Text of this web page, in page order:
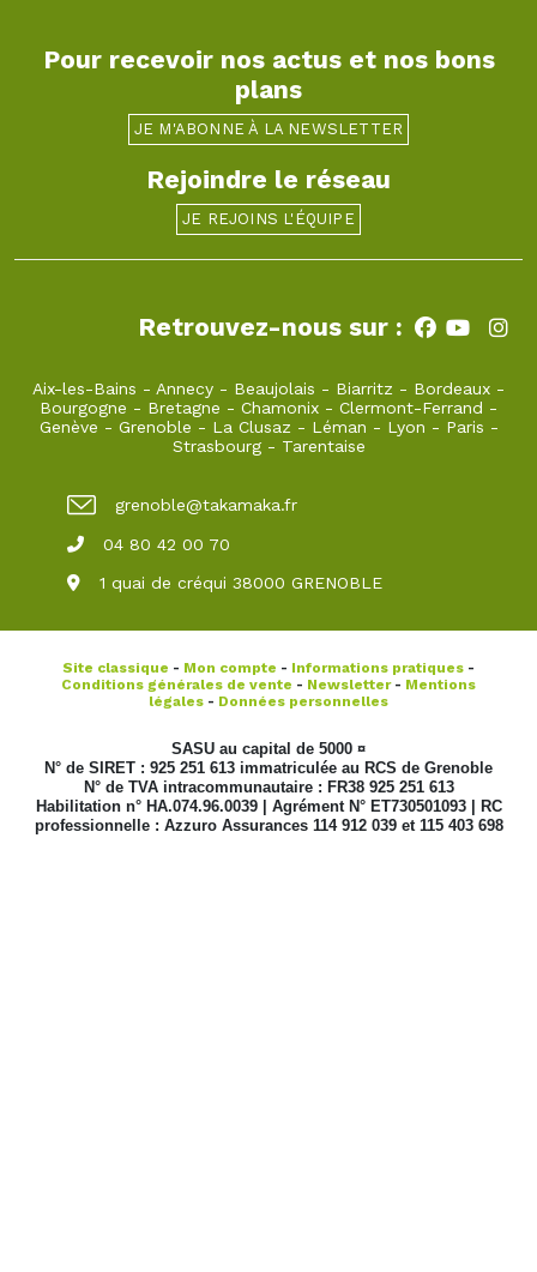
Pour recevoir nos actus et nos bons
plans
JE M'ABONNE À LA NEWSLETTER
Rejoindre le réseau
JE REJOINS L'ÉQUIPE
Retrouvez-nous sur :
Aix-les-Bains - Annecy - Beaujolais - Biarritz - Bordeaux -
Bourgogne - Bretagne - Chamonix - Clermont-Ferrand -
Genève - Grenoble - La Clusaz - Léman - Lyon - Paris -
Strasbourg- Tarentaise
grenoble@takamaka.fr
04 80 42 00 70
1 quai de créqui 38000 GRENOBLE
Site classique - Mon compte - Informations pratiques -
Conditions générales de vente - Newsletter- Mentions
légales - Données personnelles
SASU au capital de 5000 ¤
N° de SIRET : 925 251 613 immatriculée au RCS de Grenoble
N° de TVA intracommunautaire : FR38 925 251 613
Habilitation n° HA.074.96.0039 | Agrément N° ET730501093 | RC
professionnelle : Azzuro Assurances 114 912 039 et 115 403 698